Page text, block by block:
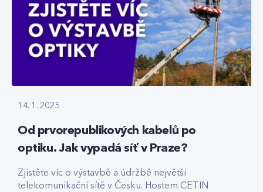
14. 1. 2025
Od prvorepublikových kabelů po
optiku. Jak vypadá síť v Praze?
Zjistěte víc o výstavbě a údržbě největší
telekomunikační sítě v Česku. Hostem CETIN